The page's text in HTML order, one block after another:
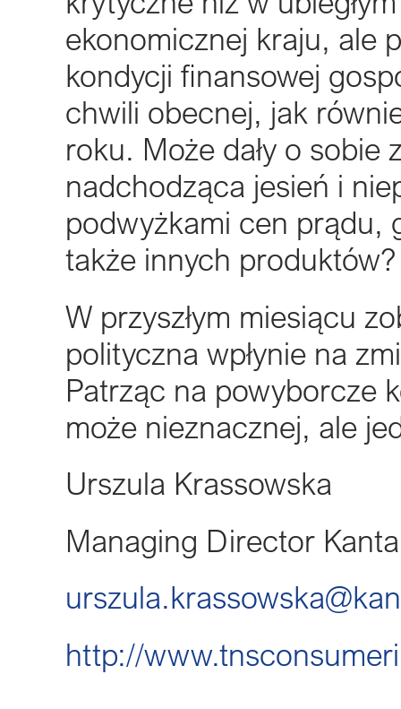
ekonomicznej kraju, ale
kondycji finansowej
chwili obecnej, jak
roku. Może dały o
nadchodząca jesień i
podwyżkami cen prądu,
także innych produktów?
W przyszłym miesiącu
polityczna wpłynie na
Patrząc na powyborcze
może nieznacznej, ale
Urszula Krassowska
Managing Director
http://